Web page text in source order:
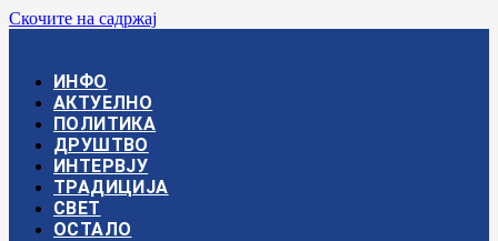
Скочите на садржај
ИНФО
АКТУЕЛНО
ПОЛИТИКА
ДРУШТВО
ИНТЕРВЈУ
ТРАДИЦИЈА
СВЕТ
ОСТАЛО